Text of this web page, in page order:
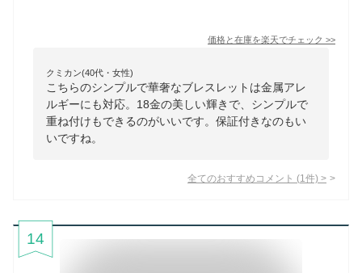
価格と在庫を楽天でチェック >>
クミカン(40代・女性)
こちらのシンプルで華奢なブレスレットは金属アレ
ルギーにも対応。18金の美しい輝きで、シンプルで
重ね付けもできるのがいいです。保証付きなのもい
いですね。
全てのおすすめコメント (1 件) >
14